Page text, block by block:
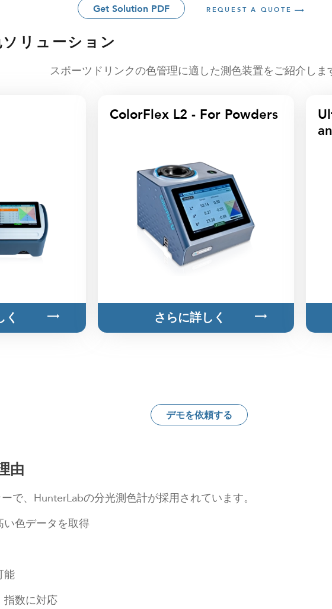
Get Solution PDF REQUEST A QUOTE
リューション
スポーツドリンクの色管理に適した測色装置をご紹介しま
く
ColorFlex L2 - For Powders
さらに詳しく
デモを依頼する
由
で、HunterLabの分光測色計が採用されています。
色データを取得
能
指数に対応